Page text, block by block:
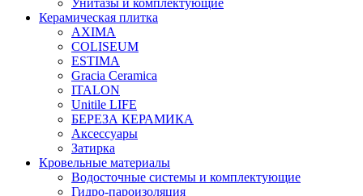
Унитазы и комплектующие
Керамическая плитка
AXIMA
COLISEUM
ESTIMA
Gracia Ceramica
ITALON
Unitile LIFE
БЕРЕЗА КЕРАМИКА
Аксессуары
Затирка
Кровельные материалы
Водосточные системы и комплектующие
Гидро-пароизоляция